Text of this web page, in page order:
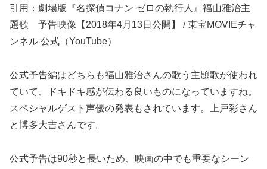
引用：劇場版『名探偵コナン ゼロの執行人』福山雅治主
題歌 予告映像【2018年4月13日公開】 / 東宝MOVIEチャ
ンネル 公式（YouTube）
公式予告編はどちらも福山雅治さんの歌う主題歌が使われ
ていて、ドキドキ感が伝わる良いものになっていますね。
スペシャルゲスト声優の発表もされています。上戸彩さん
と博多大吉さんです。
公式予告は90秒と長いため、映画の中でも重要なシーン